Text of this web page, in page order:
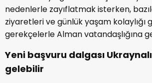
nedenlerle zayıflatmak isterken,
ziyaretleri ve günlük yaşam kolaylığı
gerekçelerle Alman vatandaşlığına
Yeni başvuru dalgası
gelebilir